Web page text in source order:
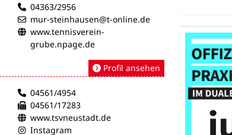
04363/2956
mur-steinhausen@t-online.de
www.tennisverein-
grube.npage.de
Profil ansehen
04561/4954
04561/17283
www.tsvneustadt.de
Instagram